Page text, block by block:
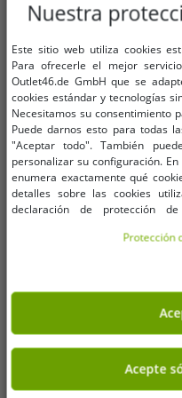
Pijama de algodón de dos
para mujer de Soft Sheepworld
estampado de corona y
(parte superior e inferior),
gris/blanco/multicolor
PVP: 8,12 €
Añadir al carrito
-52%
Nuestra
Este sitio web utiliza cookies
Para ofrecerle el mejor
Outlet46.de GmbH que se
cookies estándar y tecnologías
Necesitamos su consentimiento
Puede darnos esto para todas
"Aceptar todo". También
personalizar su configuración.
enumera exactamente qué
detalles sobre las cookies
declaración de protección
encontrar en la impresión.Protección
Acepte